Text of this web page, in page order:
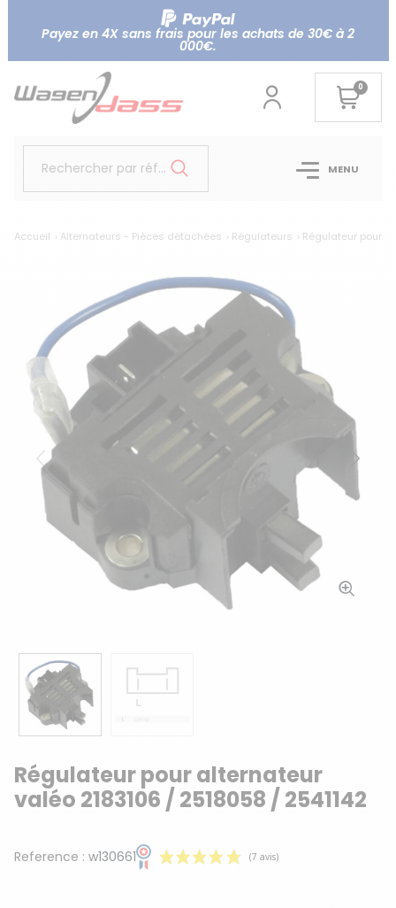
Payez en 4X sans frais pour les achats de 30€ à 2
000€.
0
Rechercher par référence... MENU
Accueil Alternateurs - Pièces détachées Régulateurs Régulateur pour
Précédent
Régulateur pour alternateur
valéo 2183106 / 2518058 / 2541142
Reference : w130661